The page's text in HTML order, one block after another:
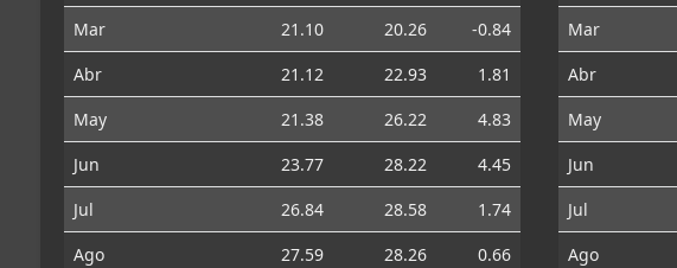
Mar
21.10 20.26
-0.84
Abr
21.12 22.93
1.81
May
21.38 26.22
4.83
Jun
23.77 28.22
4.45
Jul
26.84 28.58
1.74
Ago
27.59 28.26
0.66
Mar
Abr
May
Jun
Jul
Ago